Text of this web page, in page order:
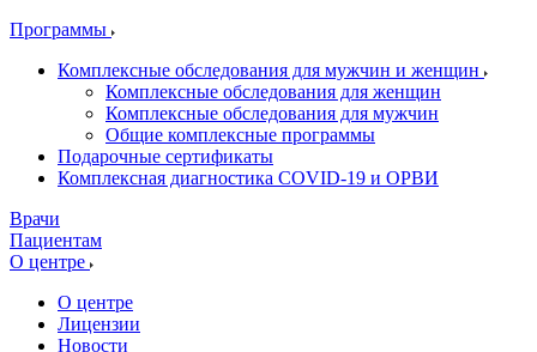
Программы
Комплексные обследования для мужчин и женщин
Комплексные обследования для женщин
Комплексные обследования для мужчин
Общие комплексные программы
Подарочные сертификаты
Комплексная диагностика COVID-19 и ОРВИ
Врачи
Пациентам
О центре
О центре
Лицензии
Новости